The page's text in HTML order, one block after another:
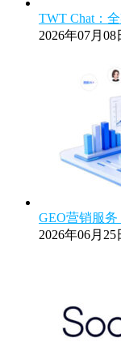
TWT Chat：
2026年07月08
GEO营销服
2026年06月25